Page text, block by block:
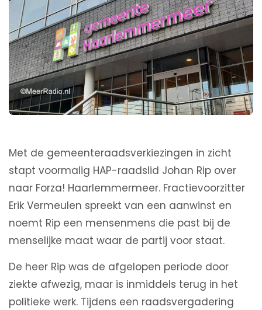
Met de gemeenteraadsverkiezingen in zicht
stapt voormalig HAP-raadslid Johan Rip over
naar Forza! Haarlemmermeer. Fractievoorzitter
Erik Vermeulen spreekt van een aanwinst en
noemt Rip een mensenmens die past bij de
menselijke maat waar de partij voor staat.
De heer Rip was de afgelopen periode door
ziekte afwezig, maar is inmiddels terug in het
politieke werk. Tijdens een raadsvergadering